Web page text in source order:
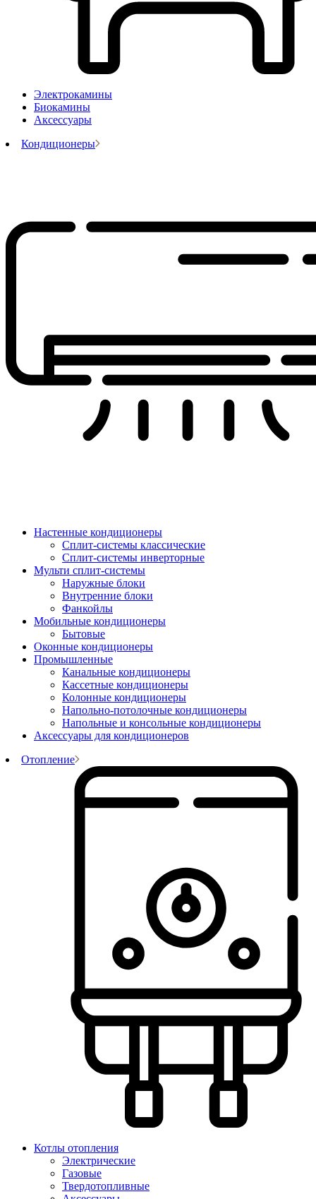
Электрокамины
Биокамины
Аксессуары
Кондиционеры
Настенные кондиционеры
Сплит-системы классические
Сплит-системы инверторные
Мульти сплит-системы
Наружные блоки
Внутренние блоки
Фанкойлы
Мобильные кондиционеры
Бытовые
Оконные кондиционеры
Промышленные
Канальные кондиционеры
Кассетные кондиционеры
Колонные кондиционеры
Напольно-потолочные кондиционеры
Напольные и консольные кондиционеры
Аксессуары для кондиционеров
Отопление
Котлы отопления
Электрические
Газовые
Твердотопливные